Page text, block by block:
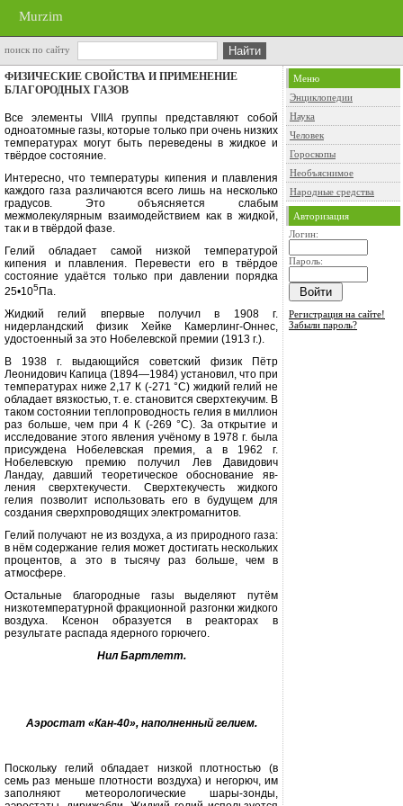
Murzim
поиск по сайту
ФИЗИЧЕСКИЕ СВОЙСТВА И ПРИМЕНЕНИЕ
БЛАГОРОДНЫХ ГАЗОВ
Все элементы VIIIA
группы представ­ляют собой
одноатомные газы, кото­рые только при очень низких
темпе­ратурах могут быть переведены в жидкое и
твёрдое состояние.
Интересно, что температуры кипе­ния и плавления
каждого газа раз­личаются всего лишь на несколько
градусов. Это объясняется слабым
межмолекулярным взаимодействием как в жидкой,
так и в твёрдой фазе.
Гелий обладает самой низкой тем­пературой
кипения и плавления. Пе­ревести его в твёрдое
состояние уда­ётся только при давлении порядка
25•105Па.
Жидкий гелий впервые получил в 1908 г.
нидерландский физик Хейке Камерлинг-Оннес,
удостоенный за это Нобелевской премии (1913 г.).
В 1938 г. выдающийся советский физик Пётр
Леонидович Капица (1894—1984) установил, что при
тем­пературах ниже 2,17 К (-271 °С) жид­кий гелий не
обладает вязкостью, т. е. становится сверхтекучим. В
таком состоянии теплопроводность гелия в миллион
раз больше, чем при 4 К (-269 °С). За открытие и
исследова­ние этого явления учёному в 1978 г. была
присуждена Нобелевская пре­мия, а в 1962 г.
Нобелевскую премию получил Лев Давидович
Ландау, дав­ший теоретическое обоснование яв­
ления сверхтекучести. Сверхтекучесть жидкого
гелия позволит использовать его в будущем для
создания сверхпро­водящих электромагнитов.
Гелий получают не из воздуха, а из природного газа:
в нём содержание гелия может достигать нескольких
процентов, а это в тысячу раз больше, чем в
атмосфере.
Остальные благородные газы вы­деляют путём
низкотемпературной фракционной разгонки жидкого
воз­духа. Ксенон образуется в реакторах в
результате распада ядерного го­рючего.
Нил Бартлетт.
Аэростат «Кан-40», наполненный гелием.
Поскольку гелий обладает низкой плотностью (в
семь раз меньше плот­ности воздуха) и негорюч, им
за­полняют метеорологические шары-зонды,
Меню
Энциклопедии
Наука
Человек
Гороскопы
Необъяснимое
Народные средства
Авторизация
Логин:
Пароль:
Регистрация на сайте!
Забыли пароль?